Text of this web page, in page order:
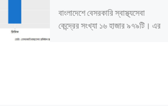
বাংলাদেশে বেসরকারি স্বাস্থ্যসেবা
কেন্দ্রের সংখ্যা ১৬ হাজার ৯৭৯টি। এর